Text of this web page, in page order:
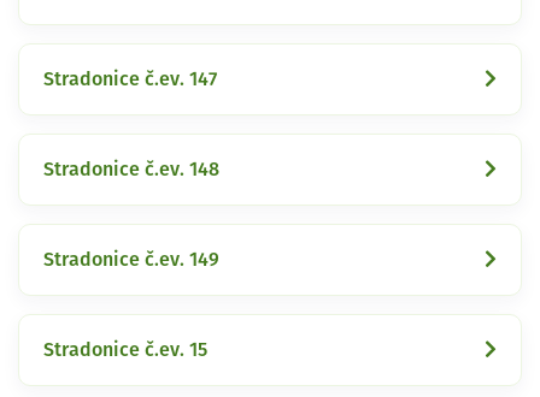
Stradonice č.ev. 147
Stradonice č.ev. 148
Stradonice č.ev. 149
Stradonice č.ev. 15